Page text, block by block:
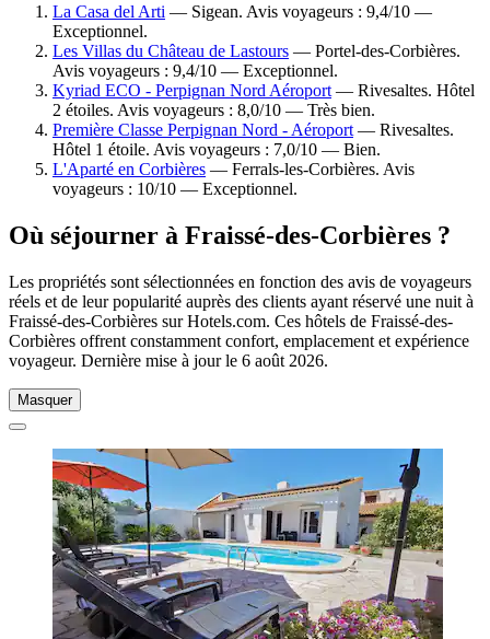
La Casa del Arti — Sigean. Avis voyageurs : 9,4/10 —
Exceptionnel.
Les Villas du Château de Lastours — Portel-des-Corbières.
Avis voyageurs : 9,4/10 — Exceptionnel.
Kyriad ECO - Perpignan Nord Aéroport — Rivesaltes. Hôtel
2 étoiles. Avis voyageurs : 8,0/10 — Très bien.
Première Classe Perpignan Nord - Aéroport — Rivesaltes.
Hôtel 1 étoile. Avis voyageurs : 7,0/10 — Bien.
L'Aparté en Corbières — Ferrals-les-Corbières. Avis
voyageurs : 10/10 — Exceptionnel.
Où séjourner à Fraissé-des-Corbières ?
Les propriétés sont sélectionnées en fonction des avis de voyageurs
réels et de leur popularité auprès des clients ayant réservé une nuit à
Fraissé-des-Corbières sur Hotels.com. Ces hôtels de Fraissé-des-
Corbières offrent constamment confort, emplacement et expérience
voyageur. Dernière mise à jour le 6 août 2026.
Masquer